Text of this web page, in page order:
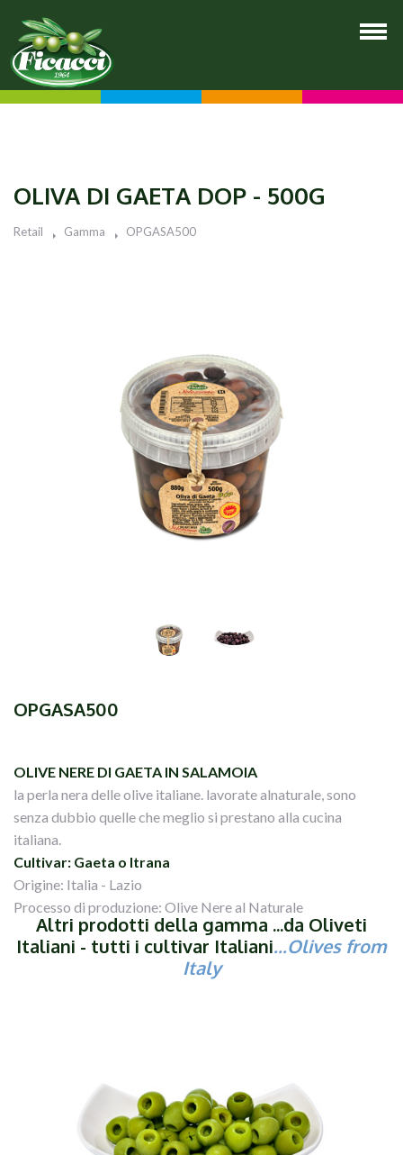
OLIVA DI GAETA DOP - 500G
Retail Gamma OPGASA500
OPGASA500
OLIVE NERE DI GAETA IN SALAMOIA
la perla nera delle olive italiane. lavorate alnaturale, sono
senza dubbio quelle che meglio si prestano alla cucina
italiana.
Cultivar: Gaeta o Itrana
Origine: Italia - Lazio
Processo di produzione: Olive Nere al Naturale
Altri prodotti della gamma ...da Oliveti
Italiani - tutti i cultivar Italiani...Olives from
Italy